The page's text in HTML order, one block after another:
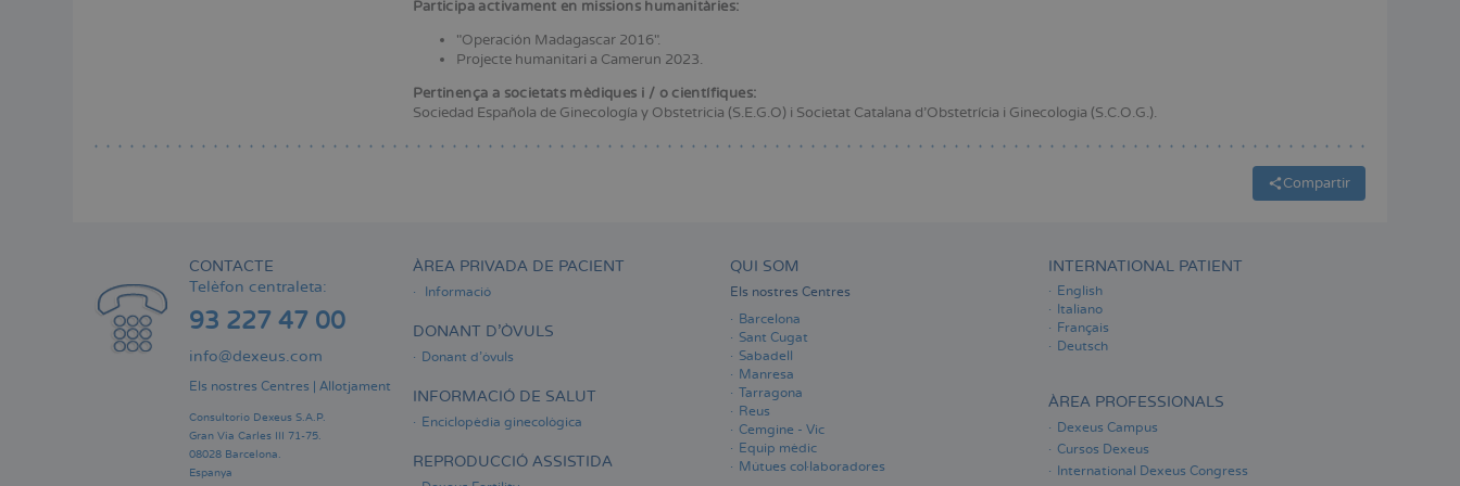
Participa activament en missions humanitàries:
"Operación Madagascar 2016".
Projecte humanitari a Camerun 2023.
Pertinença a societats mèdiques i / o científiques:
Sociedad Española de Ginecología y Obstetricia (S.E.G.O) i Societat Catalana d’Obstetrícia i Ginecologia (S.C.O.G.).
Compartir
CONTACTE
Telèfon centraleta:
93 227 47 00
info@dexeus.com
Els nostres Centres | Allotjament
Consultorio Dexeus S.A.P.
Gran Via Carles III 71-75.
08028 Barcelona.
Espanya
ÀREA PRIVADA DE PACIENT
Informació
DONANT D'ÒVULS
Donant d'òvuls
INFORMACIÓ DE SALUT
Enciclopèdia ginecològica
REPRODUCCIÓ ASSISTIDA
QUI SOM
Els nostres Centres
Barcelona
Sant Cugat
Sabadell
Manresa
Tarragona
Reus
Cemgine - Vic
Equip mèdic
Mútues col·laboradores
INTERNATIONAL PATIENT
English
Italiano
Français
Deutsch
ÀREA PROFESSIONALS
Dexeus Campus
Cursos Dexeus
International Dexeus Congress